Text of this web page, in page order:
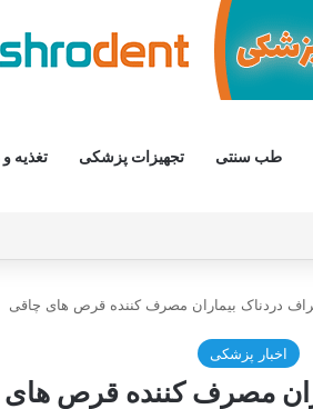
طب سنتی تجهیزات پزشکی تغذیه
اخبار پزشکی